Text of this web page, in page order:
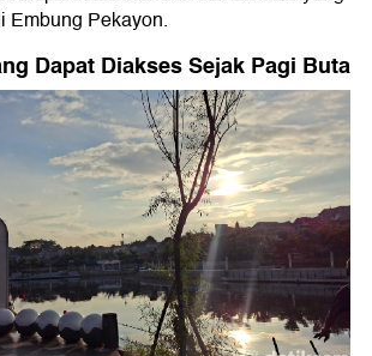
Embung Pekayon.
Dapat Diakses Sejak Pagi Buta